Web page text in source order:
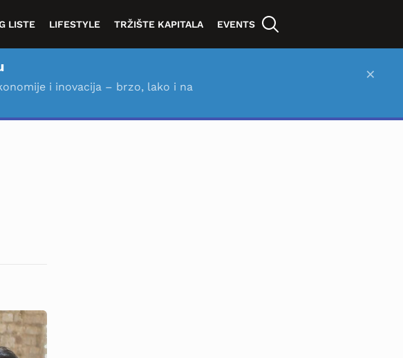
LISTE LIFESTYLE TRŽIŠTE KAPITALA EVENTS
i inovacija – brzo, lako i na
×